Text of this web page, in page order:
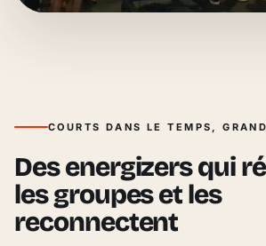
COURTS DANS LE TEMPS,
Des energizers qui
les groupes et les
reconnectent